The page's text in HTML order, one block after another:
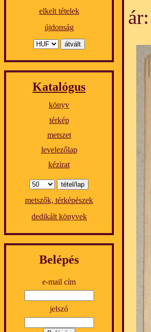
elkelt tételek
újdonság
Katalógus
könyv
térkép
metszet
levelezőlap
kézirat
metszők, térképészek
dedikált könyvek
Belépés
e-mail cím
jelszó